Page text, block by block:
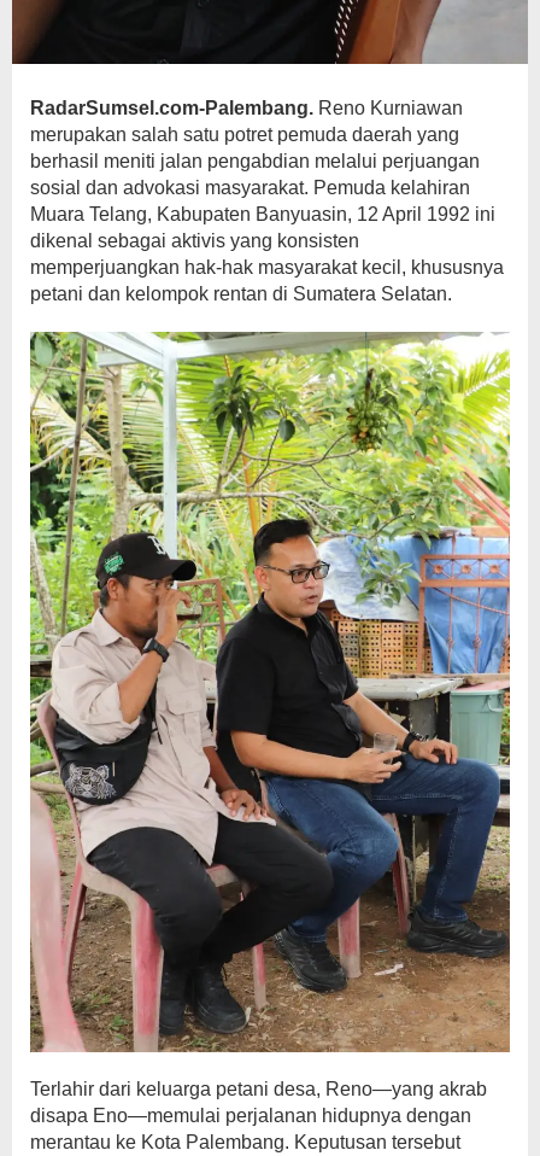
RadarSumsel.com-Palembang. Reno Kurniawan
merupakan salah satu potret pemuda daerah yang
berhasil meniti jalan pengabdian melalui perjuangan
sosial dan advokasi masyarakat. Pemuda kelahiran
Muara Telang, Kabupaten Banyuasin, 12 April 1992 ini
dikenal sebagai aktivis yang konsisten
memperjuangkan hak-hak masyarakat kecil, khususnya
petani dan kelompok rentan di Sumatera Selatan.
Terlahir dari keluarga petani desa, Reno—yang akrab
disapa Eno—memulai perjalanan hidupnya dengan
merantau ke Kota Palembang. Keputusan tersebut